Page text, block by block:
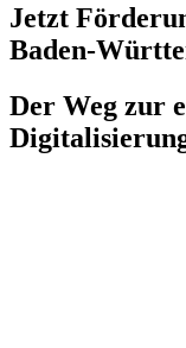
Jetzt
Baden-
Der Weg zur